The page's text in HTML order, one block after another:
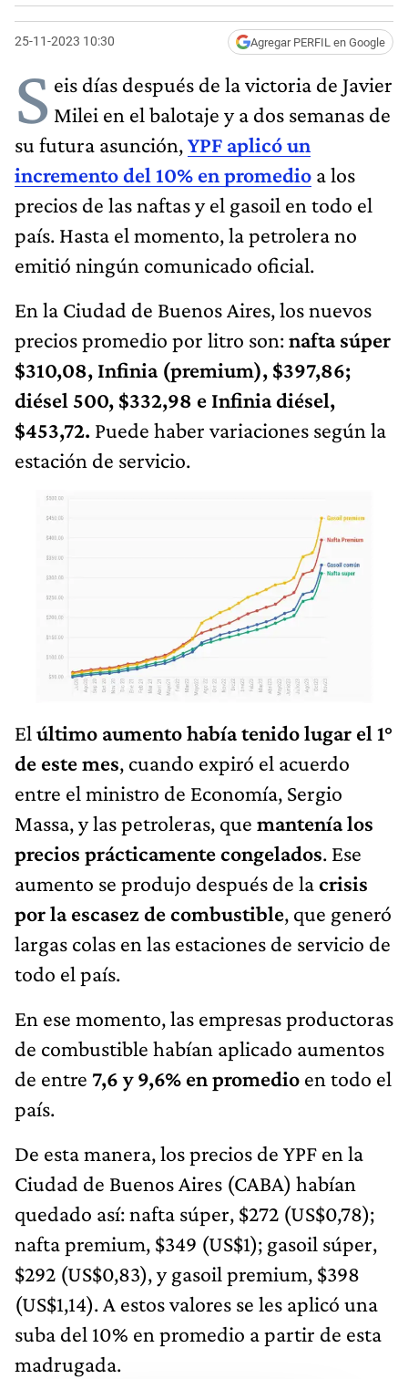
25-11-2023 10:30 Agregar PERFIL en Google
S eis días después de la victoria de Javier
Milei en el balotaje y a dos semanas de
su futura asunción,YPF aplicó un
incremento del 10% en promedio a los
precios de las naftas y el gasoil en todo el
país. Hasta el momento, la petrolera no
emitió ningún comunicado oficial.
En la Ciudad de Buenos Aires, los nuevos
precios promedio por litro son:nafta súper
$310,08, Infinia (premium), $397,86;
diésel 500, $332,98 e Infinia diésel,
$453,72. Puede haber variaciones según la
estación de servicio.
El último aumento había tenido lugar el 1°
de este mes, cuando expiró el acuerdo
entre el ministro de Economía, Sergio
Massa, y las petroleras, que mantenía los
precios prácticamente congelados. Ese
aumento se produjo después de lacrisis
por la escasez de combustible, que generó
largas colas en las estaciones de servicio de
todo el país.
En ese momento, las empresas productoras
de combustible habían aplicado aumentos
de entre 7,6 y 9,6% en promedio en todo el
país.
De esta manera, los precios de YPF en la
Ciudad de Buenos Aires (CABA) habían
quedado así: nafta súper, $272 (US$0,78);
nafta premium, $349 (US$1); gasoil súper,
$292 (US$0,83), y gasoil premium, $398
(US$1,14). A estos valores se les aplicó una
suba del 10% en promedio a partir de esta
madrugada.